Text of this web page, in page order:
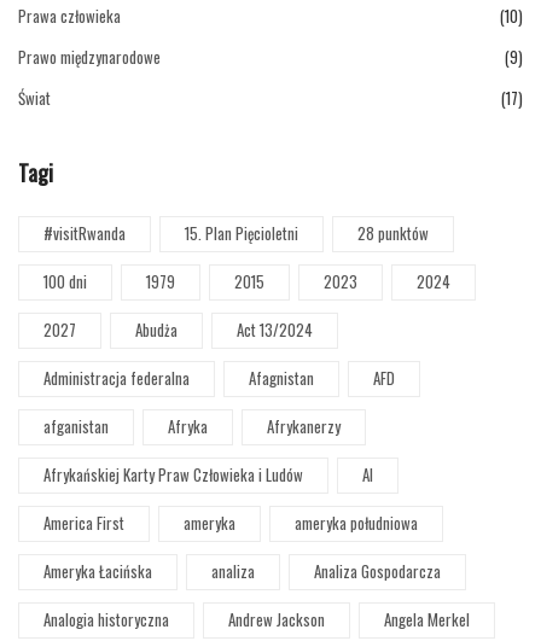
Prawa człowieka
(10)
Prawo międzynarodowe
(9)
Świat
(17)
Tagi
#visitRwanda 15. Plan Pięcioletni
28 punktów
100 dni
1979 2015 2023
2024
2027
Abudża
Act 13/2024
Administracja federalna
Afagnistan
AFD
afganistan
Afryka
Afrykanerzy
Afrykańskiej Karty Praw Człowieka i Ludów
AI
America First
ameryka
ameryka południowa
Ameryka Łacińska
analiza
Analiza Gospodarcza
Analogia historyczna
Andrew Jackson
Angela Merkel